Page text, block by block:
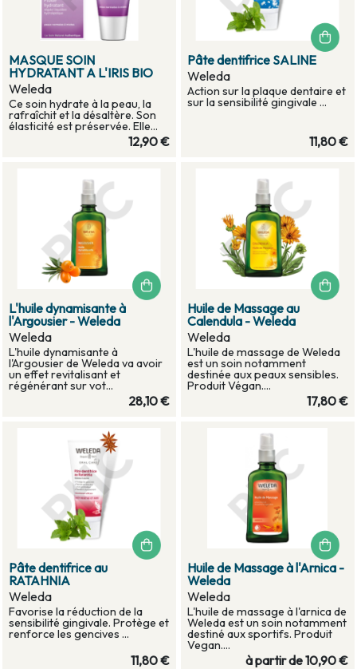
MASQUE SOIN
HYDRATANT A L'IRIS BIO
Weleda
Ce soin hydrate à la peau, la
rafraîchit et la désaltère. Son
élasticité est préservée. Elle...
12,90 €
Pâte dentifrice SALINE
Weleda
Action sur la plaque dentaire et
sur la sensibilité gingivale ...
11,80 €
L'huile dynamisante à
l'Argousier - Weleda
Weleda
L'huile dynamisante à
l'Argousier de Weleda va avoir
un effet revitalisant et
régénérant sur vot...
28,10 €
Huile de Massage au
Calendula - Weleda
Weleda
L'huile de massage de Weleda
est un soin notamment
destinée aux peaux sensibles.
Produit Végan....
17,80 €
Pâte dentifrice au
RATAHNIA
Weleda
Favorise la réduction de la
sensibilité gingivale. Protège et
renforce les gencives ...
11,80 €
Huile de Massage à l'Arnica -
Weleda
Weleda
L'huile de massage à l'arnica de
Weleda est un soin notamment
destiné aux sportifs. Produit
Vegan....
à partir de10,90 €